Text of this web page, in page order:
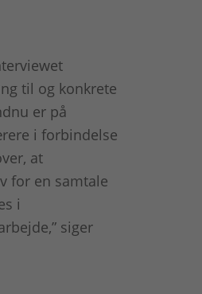
til og konkrete
er på
i forbindelse
at
for en samtale
i
siger